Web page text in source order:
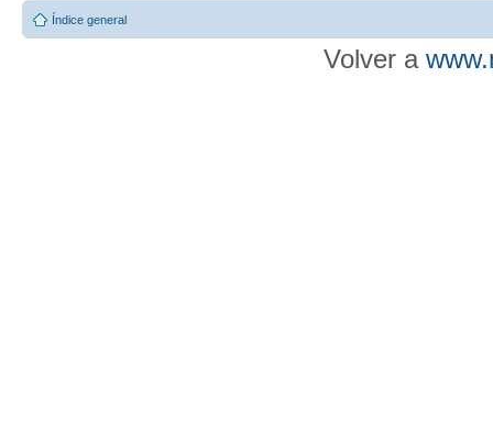
Índice general
Volver a